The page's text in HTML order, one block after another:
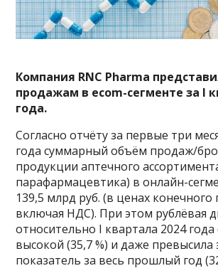
Компания RNC Pharma
продажам в есоm-сегменте за I
года.
Согласно отчёту за первые три
года суммарный объём продаж/
продукции аптечного
парафармацевтика) в онлайн-
139,5 млрд руб. (в ценах конечного
включая НДС). При этом рублёвая
относительно I квартала 2024 года
высокой (35,7 %) и даже превысила
показатель за весь прошлый год